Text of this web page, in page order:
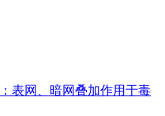
表网、暗网叠加作用于毒